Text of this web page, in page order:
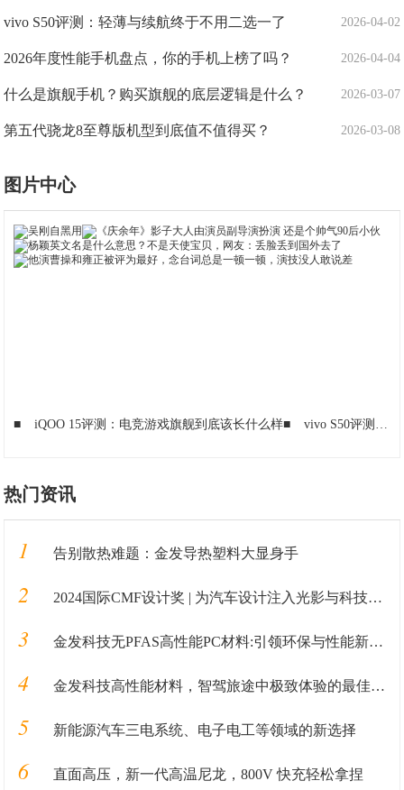
2026-04-02
vivo S50评测：轻薄与续航终于不用二选一了
2026-04-04
2026年度性能手机盘点，你的手机上榜了吗？
2026-03-07
什么是旗舰手机？购买旗舰的底层逻辑是什么？
2026-03-08
第五代骁龙8至尊版机型到底值不值得买？
图片中心
■ iQOO 15评测：电竞游戏旗舰到底该长什么样■ vivo S50评测：轻薄与续航终于不用二选一了
热门资讯
1 告别散热难题：金发导热塑料大显身手
2 2024国际CMF设计奖 | 为汽车设计注入光影与科技感的创新材料
3 金发科技无PFAS高性能PC材料:引领环保与性能新高度
4 金发科技高性能材料，智驾旅途中极致体验的最佳保障
5 新能源汽车三电系统、电子电工等领域的新选择
6 直面高压，新一代高温尼龙，800V 快充轻松拿捏